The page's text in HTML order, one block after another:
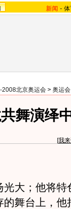
新闻 -
2008北京奥运会 > 奥运
舞演绎
[我
大；他将特
舞台上，他